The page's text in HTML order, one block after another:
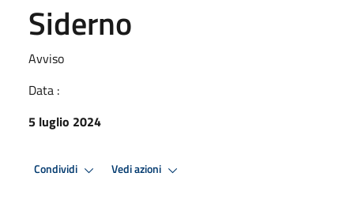
Siderno
Avviso
Data :
5 luglio 2024
Condividi Vedi azioni